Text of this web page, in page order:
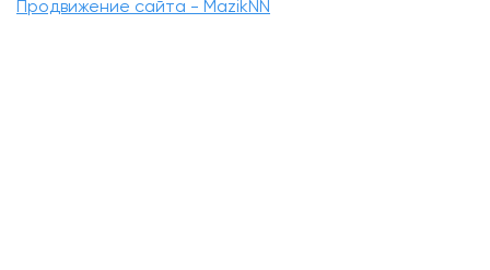
Продвижение сайта - MazikNN